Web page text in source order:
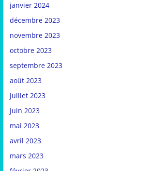
janvier 2024
décembre 2023
novembre 2023
octobre 2023
septembre 2023
août 2023
juillet 2023
juin 2023
mai 2023
avril 2023
mars 2023